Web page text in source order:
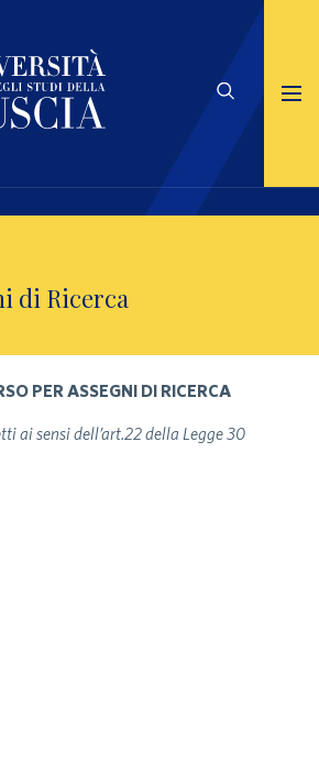
di Ricerca
PER ASSEGNI DI RICERCA
ai sensi dell’art.22 della Legge 30